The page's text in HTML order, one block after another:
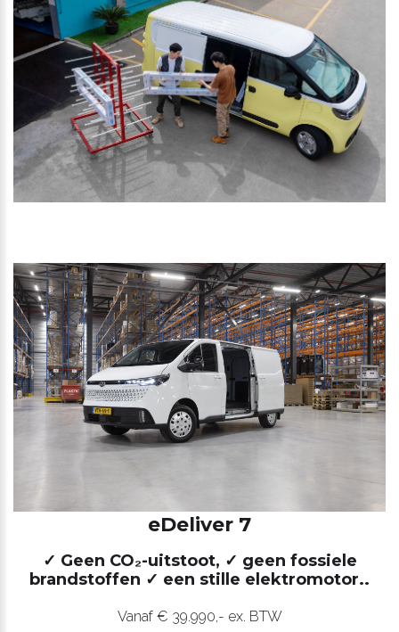
eDeliver 7
✓ Geen CO₂-uitstoot, ✓ geen fossiele
brandstoffen ✓ een stille elektromotor..
Vanaf € 39.990,- ex. BTW